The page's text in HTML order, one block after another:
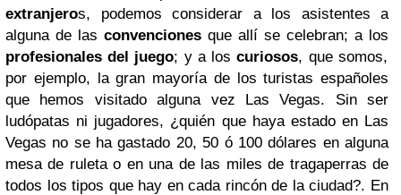
extranjeros, podemos considerar a los asistentes a
alguna de las convenciones que allí se celebran; a los
profesionales del juego; y a loscuriosos, que somos,
por ejemplo, la gran mayoría de los turistas españoles
que hemos visitado alguna vez Las Vegas. Sin ser
ludópatas ni jugadores, ¿quién que haya estado en Las
Vegas no se ha gastado 20, 50 ó 100 dólares en alguna
mesa de ruleta o en una de las miles de tragaperras de
todos los tipos que hay en cada rincón de la ciudad?. En